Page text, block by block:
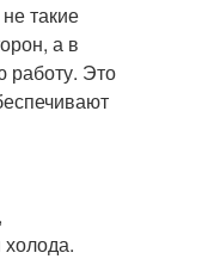
такие
а в
работу. Это
холода.